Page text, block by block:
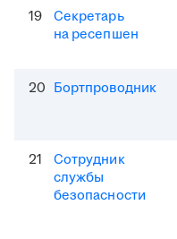
19
Секретарь
на ресепшен
20 Бортпроводник
21
Сотрудник
службы
безопасности